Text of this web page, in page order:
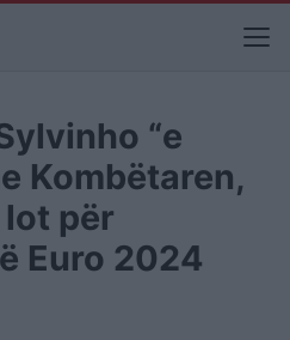
“e
Kombëtaren,
për
Euro 2024